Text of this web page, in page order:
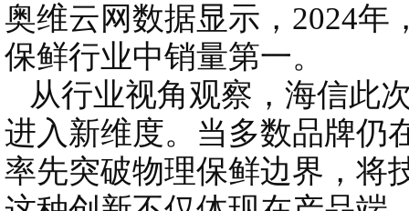
奥维云网数据显示，2024年
保鲜行业中销量第一。
从行业视角观察，海信此
进入新维度。当多数品牌仍
率先突破物理保鲜边界，将